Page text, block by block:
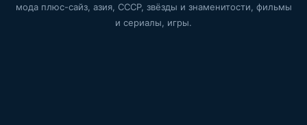
мода плюс-сайз, азия, СССР, звёзды и знаменитости, фильмы
и сериалы, игры.